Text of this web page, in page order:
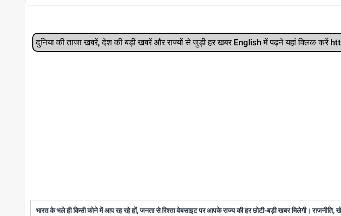
दुनिया की ताजा खबरें, देश की बड़ी खबरें और राज्‍यों से जुड़ी हर खबर English में पढ़ने यहां क्लिक
भारत के भले ही किसी कोने में आप रह रहे हों, जनता से रिश्ता वेबसाइट पर आपके राज्य की हर छोटी-बड़ी खबर मिलेगी।